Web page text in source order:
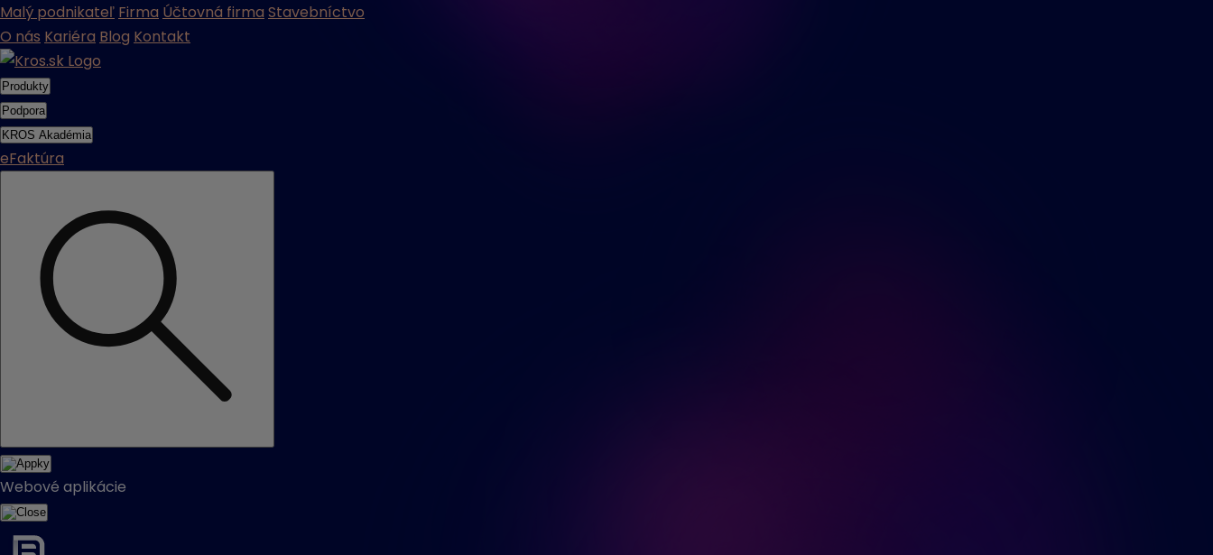
Malý podnikateľ Firma Účtovná firma Stavebníctvo
O nás Kariéra Blog Kontakt
Produkty
Podpora
KROS Akadémia
eFaktúra
Webové aplikácie